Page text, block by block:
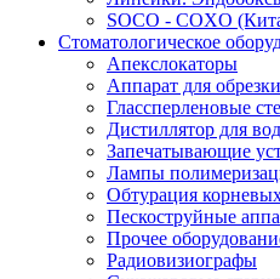
SOCO - COXO
Стоматологическое
Апекслокаторы
Аппарат для
Глассперленовые
Дистиллятор для
Запечатывающие
Лампы
Обтурация
Пескоструйные
Прочее
Радиовизиографы